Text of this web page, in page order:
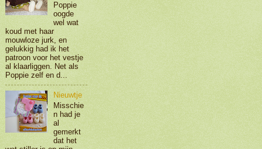
Poppie
oogde
wel wat
koud met haar
mouwloze jurk, en
gelukkig had ik het
patroon voor het vestje
al klaarliggen. Net als
Poppie zelf en d...
Nieuwtje
Misschie
n had je
al
gemerkt
dat het